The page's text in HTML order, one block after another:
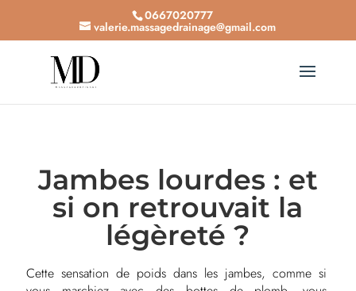
0667020777
valerie.massagedrainage@gmail.com
Jambes lourdes : et
si on retrouvait la
légèreté ?
Cette sensation de poids dans les jambes, comme si